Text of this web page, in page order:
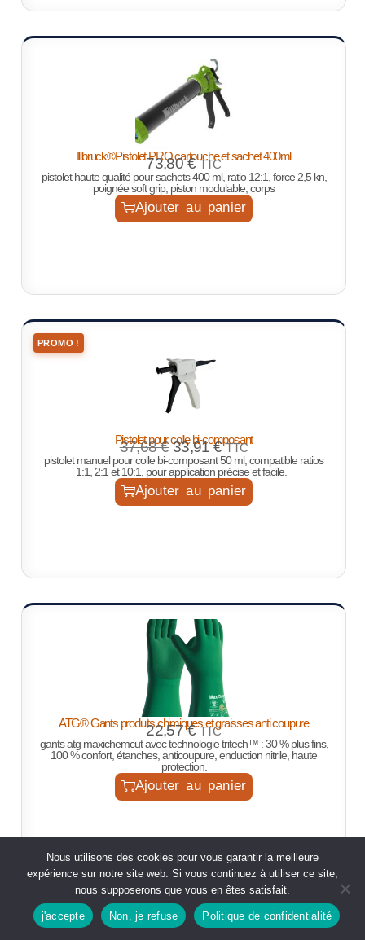
Illbruck®Pistolet PRO cartouche et sachet 400ml
73,80€ TTC
pistolet haute qualité pour sachets 400 ml, ratio 12:1, force 2,5 kn,
poignée soft grip, piston modulable, corps
Ajouter au panier
PROMO !
Pistolet pour colle bi-composant
37,68€ 33,91€ TTC
pistolet manuel pour colle bi-composant 50 ml, compatible ratios
1:1, 2:1 et 10:1, pour application précise et facile.
Ajouter au panier
ATG® Gants produits chimiques et graisses anti coupure
22,57€ TTC
gants atg maxichemcut avec technologie tritech™ : 30 % plus fins,
100 % confort, étanches, anticoupure, enduction nitrile, haute
protection.
Ajouter au panier
Boutique rechercher
Nous utilisons des cookies pour vous garantir la meilleure
expérience sur notre site web. Si vous continuez à utiliser ce site,
nous supposerons que vous en êtes satisfait.
j'accepte Non, je refuse Politique de confidentialité